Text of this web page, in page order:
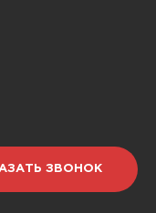
ЗВОНОК